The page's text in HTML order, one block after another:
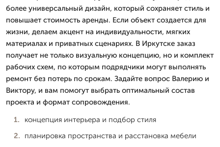
более универсальный дизайн, который сохраняет стиль и
повышает стоимость аренды. Если объект создается для
жизни, делаем акцент на индивидуальности, мягких
материалах и приватных сценариях. В Иркутске заказ
получает не только визуальную концепцию, но и комплект
рабочих схем, по которым подрядчики могут выполнять
ремонт без потерь по срокам. Задайте вопрос Валерию и
Виктору, и вам помогут выбрать оптимальный состав
проекта и формат сопровождения.
концепция интерьера и подбор стиля
планировка пространства и расстановка мебели